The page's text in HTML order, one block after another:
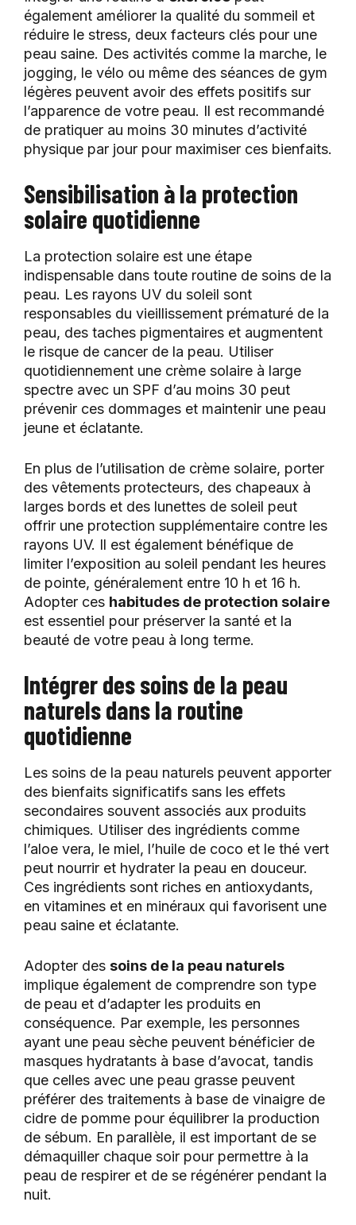
également améliorer la qualité du sommeil et
réduire le stress, deux facteurs clés pour une
peau saine. Des activités comme la marche, le
jogging, le vélo ou même des séances de gym
légères peuvent avoir des effets positifs sur
l’apparence de votre peau. Il est recommandé
de pratiquer au moins 30 minutes d’activité
physique par jour pour maximiser ces bienfaits.
Sensibilisation à la protection
solaire quotidienne
La protection solaire est une étape
indispensable dans toute routine de soins de la
peau. Les rayons UV du soleil sont
responsables du vieillissement prématuré de la
peau, des taches pigmentaires et augmentent
le risque de cancer de la peau. Utiliser
quotidiennement une crème solaire à large
spectre avec un SPF d’au moins 30 peut
prévenir ces dommages et maintenir une peau
jeune et éclatante.
En plus de l’utilisation de crème solaire, porter
des vêtements protecteurs, des chapeaux à
larges bords et des lunettes de soleil peut
offrir une protection supplémentaire contre les
rayons UV. Il est également bénéfique de
limiter l’exposition au soleil pendant les heures
de pointe, généralement entre 10 h et 16 h.
Adopter ces habitudes de protection solaire
est essentiel pour préserver la santé et la
beauté de votre peau à long terme.
Intégrer des soins de la peau
naturels dans la routine
quotidienne
Les soins de la peau naturels peuvent apporter
des bienfaits significatifs sans les effets
secondaires souvent associés aux produits
chimiques. Utiliser des ingrédients comme
l’aloe vera, le miel, l’huile de coco et le thé vert
peut nourrir et hydrater la peau en douceur.
Ces ingrédients sont riches en antioxydants,
en vitamines et en minéraux qui favorisent une
peau saine et éclatante.
Adopter des soins de la peau naturels
implique également de comprendre son type
de peau et d’adapter les produits en
conséquence. Par exemple, les personnes
ayant une peau sèche peuvent bénéficier de
masques hydratants à base d’avocat, tandis
que celles avec une peau grasse peuvent
préférer des traitements à base de vinaigre de
cidre de pomme pour équilibrer la production
de sébum. En parallèle, il est important de se
démaquiller chaque soir pour permettre à la
peau de respirer et de se régénérer pendant la
nuit.